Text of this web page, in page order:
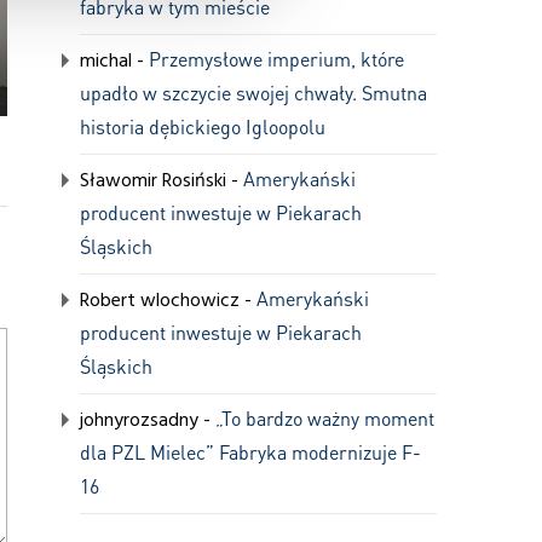
Stellantis uruchomi nową linię
w Tychach?
fabryka w tym mieście
michal - Przemysłowe imperium, które
upadło w szczycie swojej chwały. Smutna
historia dębickiego Igloopolu
Sławomir Rosiński -Amerykański
producent inwestuje w Piekarach
Śląskich
Robert wlochowicz -Amerykański
producent inwestuje w Piekarach
Śląskich
johnyrozsadny- „To bardzo ważny moment
dla PZL Mielec” Fabryka modernizuje F-
16